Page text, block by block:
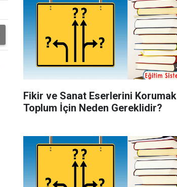
Fikir ve Sanat Eserlerini Korumak
Toplum İçin Neden Gereklidir?